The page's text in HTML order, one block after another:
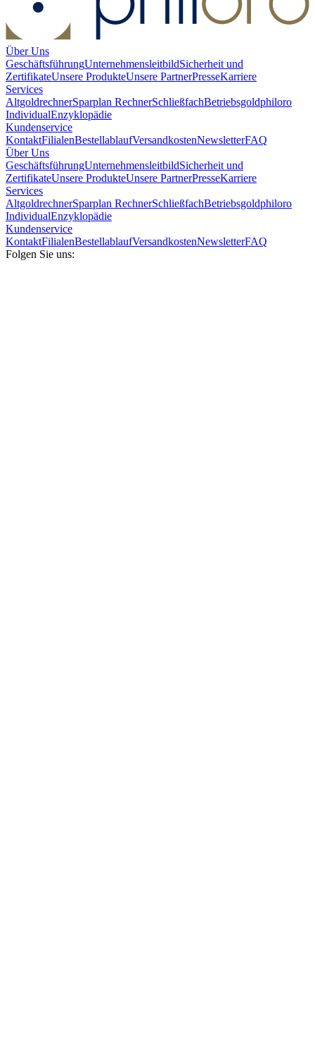
Über Uns
GeschäftsführungUnternehmensleitbildSicherheit und
ZertifikateUnsere ProdukteUnsere PartnerPresseKarriere
Services
AltgoldrechnerSparplan RechnerSchließfachBetriebsgoldphiloro
IndividualEnzyklopädie
Kundenservice
KontaktFilialenBestellablaufVersandkostenNewsletterFAQ
Über Uns
GeschäftsführungUnternehmensleitbildSicherheit und
ZertifikateUnsere ProdukteUnsere PartnerPresseKarriere
Services
AltgoldrechnerSparplan RechnerSchließfachBetriebsgoldphiloro
IndividualEnzyklopädie
Kundenservice
KontaktFilialenBestellablaufVersandkostenNewsletterFAQ
Folgen Sie uns: